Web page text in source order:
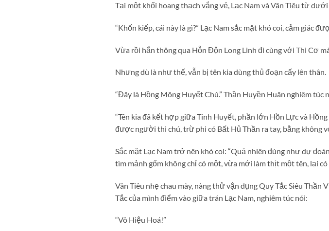
Tại một khối hoang thạch vắng vẻ, Lạc Nam và Vân Tiêu từ
“Khốn kiếp, cái này là gì?” Lạc Nam sắc mặt khó coi, cảm giác
Vừa rồi hắn thông qua Hỗn Độn Long Linh đi cùng với Thi Cơ
Nhưng dù là như thế, vẫn bị tên kia dùng thủ đoạn cấy lên thân.
“Đây là Hồng Mông Huyết Chú.” Thần Huyền Huân nghiêm túc
“Tên kia đã kết hợp giữa Tinh Huyết, phần lớn Hồn Lực và
được người thi chú, trừ phi có Bất Hủ Thần ra tay, bằng không
Sắc mặt Lạc Nam trở nên khó coi: “Quả nhiên đúng như dự
tìm mảnh gốm không chỉ có một, vừa mới làm thịt một tên, lại có
Vân Tiêu nhẹ chau mày, nàng thử vận dụng Quy Tắc Siêu
Tắc của mình điểm vào giữa trán Lạc Nam, nghiêm túc nói:
“Vô Hiệu Hoá!”